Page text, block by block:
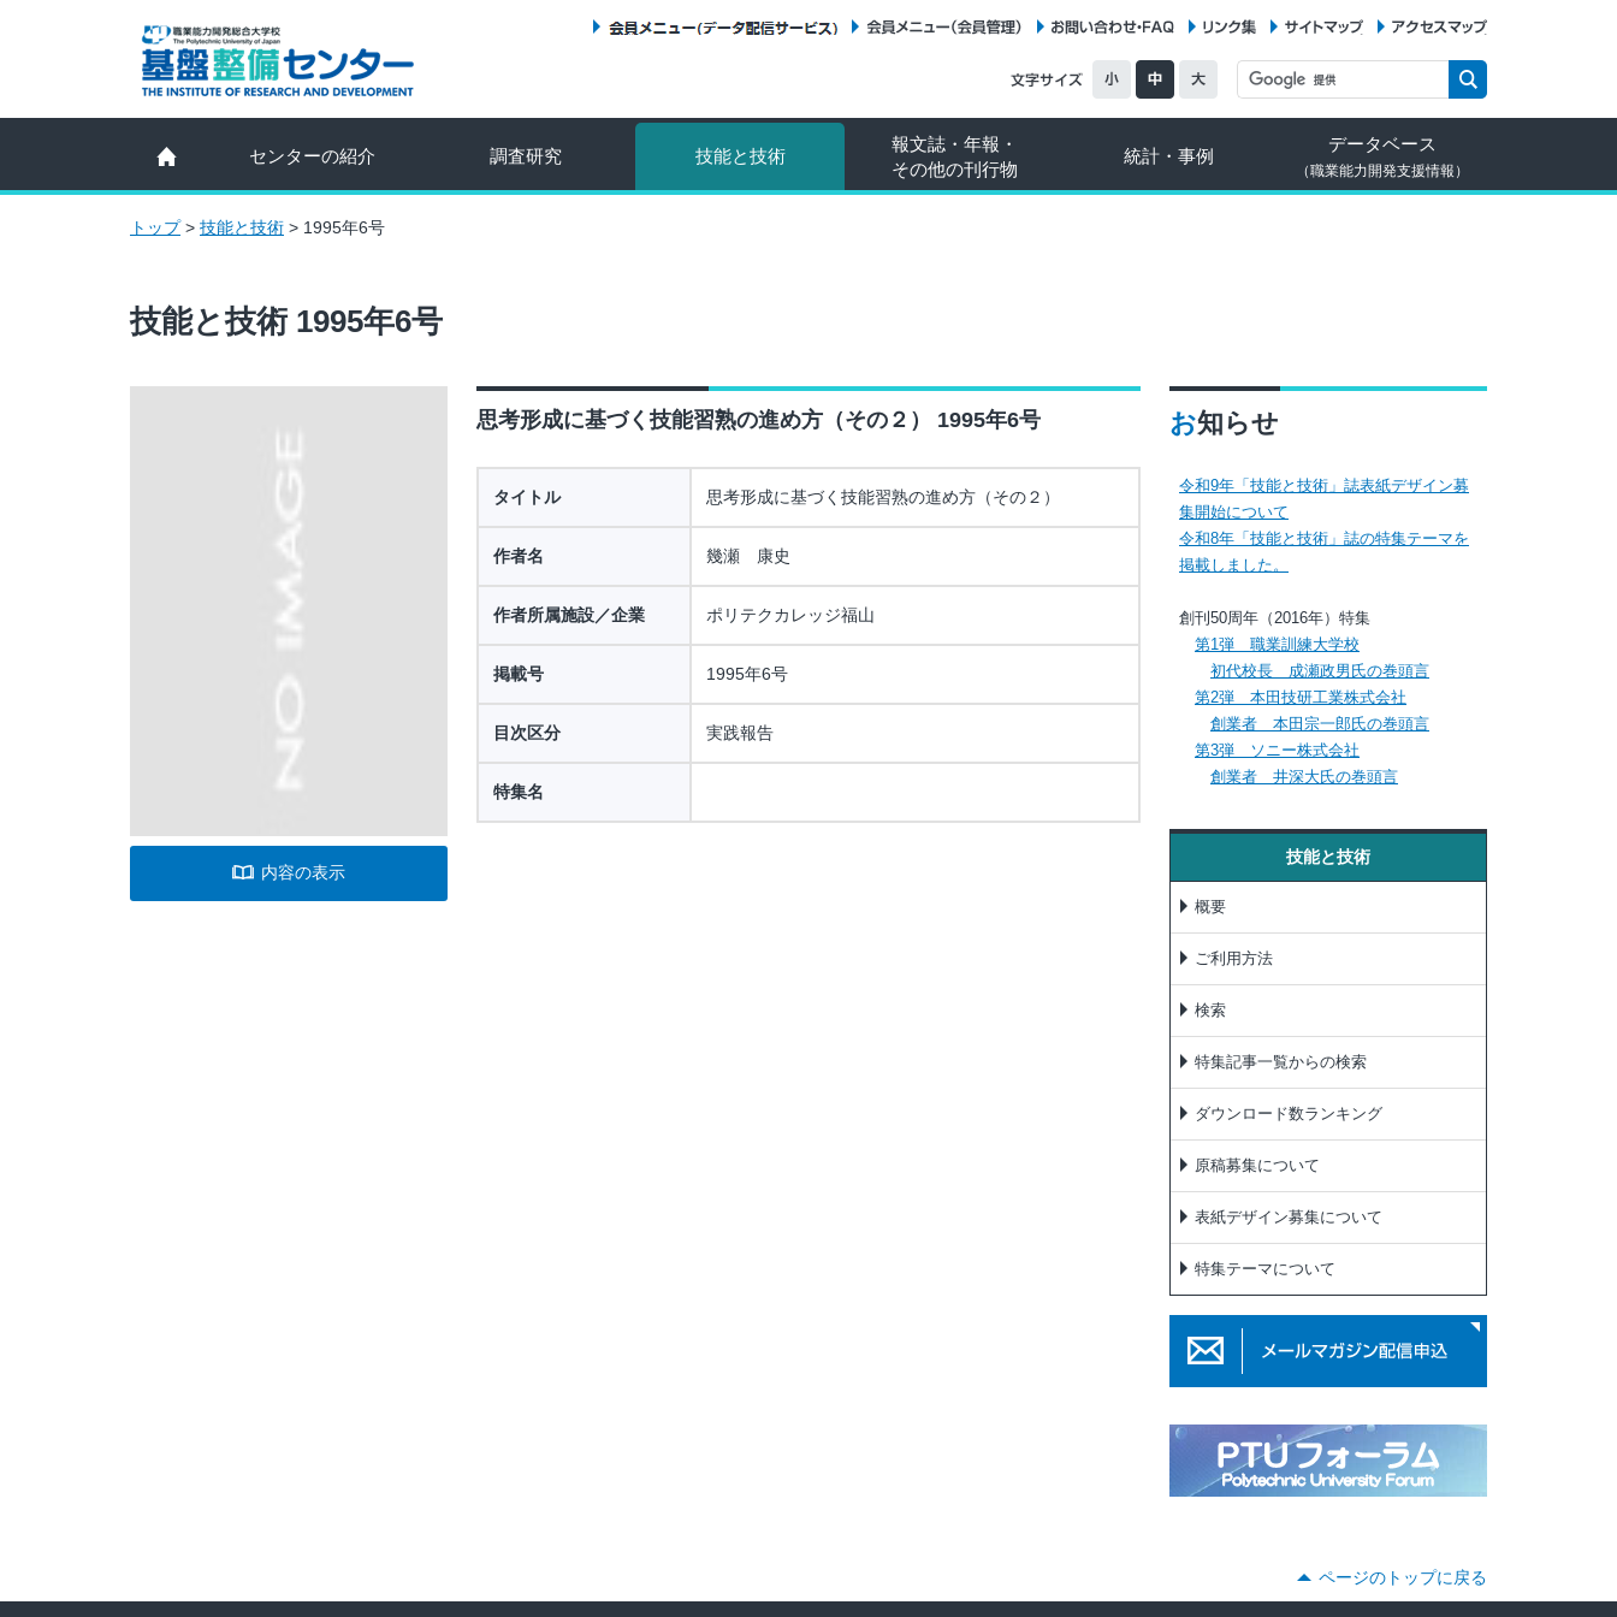
センターの紹介 調査研究 技能と技術
報文誌・年報・
その他の刊行物
統計・事例
データベース
（職業能力開発支援情報）
トップ> 技能と技術 > 1995年6号
技能と技術 1995年6号
内容の表示
思考形成に基づく技能習熟の進め方（その２） 1995年6号
タイトル 思考形成に基づく技能習熟の進め方（その２）
作者名 幾瀬 康史
作者所属施設／企業 ポリテクカレッジ福山
掲載号 1995年6号
目次区分 実践報告
特集名
お知らせ
令和9年「技能と技術」誌表紙デザイン募
集開始について
令和8年「技能と技術」誌の特集テーマを
掲載しました。
創刊50周年（2016年）特集
第1弾 職業訓練大学校
初代校長 成瀬政男氏の巻頭言
第2弾 本田技研工業株式会社
創業者 本田宗一郎氏の巻頭言
第3弾 ソニー株式会社
創業者 井深大氏の巻頭言
技能と技術
概要
ご利用方法
検索
特集記事一覧からの検索
ダウンロード数ランキング
原稿募集について
表紙デザイン募集について
特集テーマについて
ページのトップに戻る